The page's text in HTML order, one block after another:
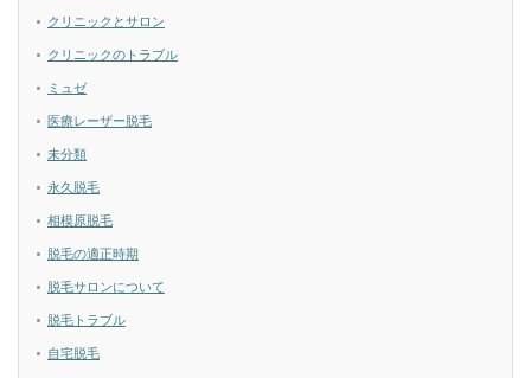
クリニックとサロン
クリニックのトラブル
ミュゼ
医療レーザー脱毛
未分類
永久脱毛
相模原脱毛
脱毛の適正時期
脱毛サロンについて
脱毛トラブル
自宅脱毛